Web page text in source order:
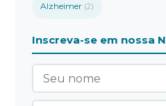
Alzheimer (2)
Inscreva-se em nossa